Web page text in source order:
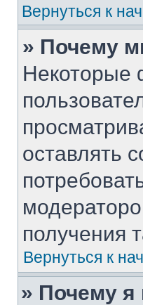
Вернуться к
» Почему
Некоторые
оставлять
получения
Вернуться к
» Почему я